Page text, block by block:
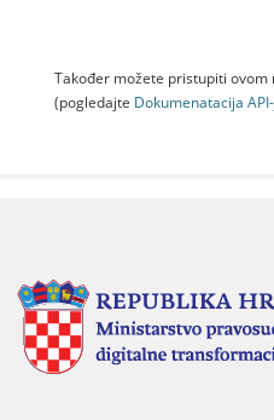
Također možete pristupiti ovom
(pogledajte Dokumenаtаcijа